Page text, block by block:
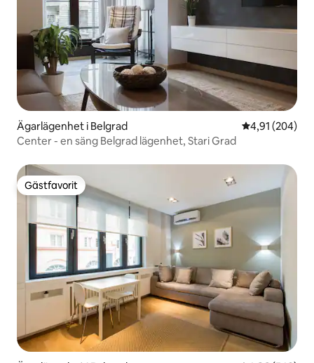
Ägarlägenhet i Belgrad 4,91 av 5 i
4,91 (204)
Center - en säng Belgrad lägenhet, Stari Grad
Gästfavorit
Gästfavorit